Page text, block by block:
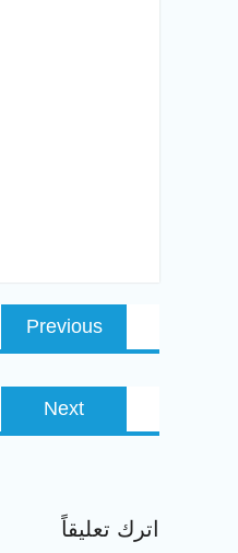
تصفّح
المقالاتPrevious
Next
اترك تعليقاً